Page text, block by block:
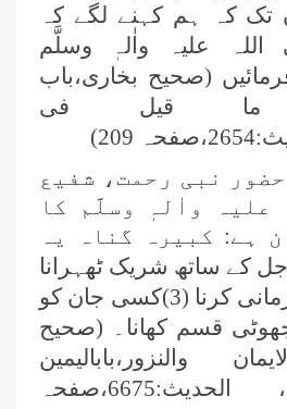
تک کہ ہم کہنے لگے کہ
علیہ واٰلہٖ وسلَّم
(صحیح بخاری،باب
ما قیل فی
209)
نبی رحمت، شفیع
علیہ واٰلہٖ وسلَّم کا
ہے: کبیرہ گناہ یہ
عزوجل کے ساتھ شریک ٹھہرانا
(2)والدین کی نافرمانی کرنا (3)کسی جان کو
کرنا اور (4)جھوٹی قسم کھانا۔ (صحیح
والنزور،بابالیمین
الغموس۔۔۔۔الخ، الحدیث:6675،صفحہ